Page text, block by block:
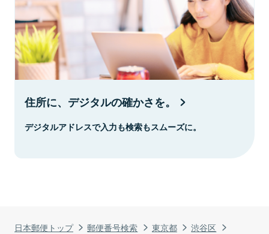
日本郵便トップ 郵便番号検索 東京都
渋谷区
住所に、デジタルの確かさを。
デジタルアドレスで入力も検索もスムーズに。